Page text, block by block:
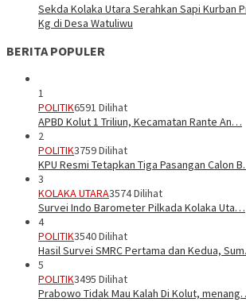
Sekda Kolaka Utara Serahkan Sapi Kurban
Kg di Desa Watuliwu
BERITA POPULER
1
POLITIK6591 Dilihat
APBD Kolut 1 Triliun, Kecamatan Rante An…
2
POLITIK3759 Dilihat
KPU Resmi Tetapkan Tiga Pasangan Calon
3
KOLAKA UTARA3574 Dilihat
Survei Indo Barometer Pilkada Kolaka Uta…
4
POLITIK3540 Dilihat
Hasil Survei SMRC Pertama dan Kedua,
5
POLITIK3495 Dilihat
Prabowo Tidak Mau Kalah Di Kolut,